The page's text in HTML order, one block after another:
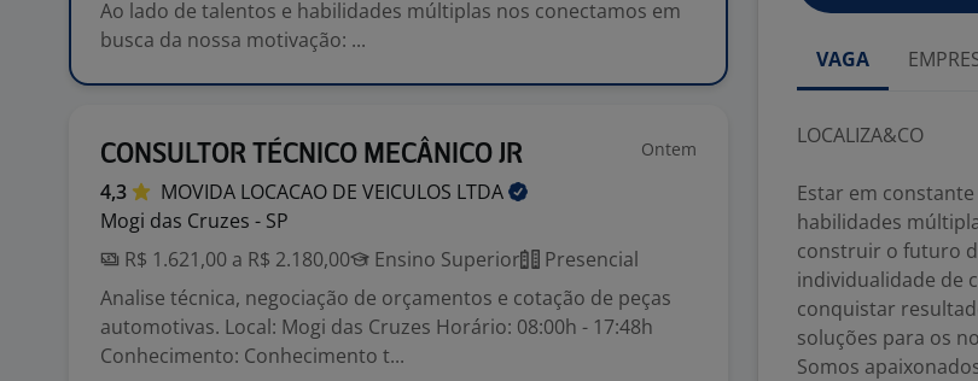
Ao lado de talentos e habilidades múltiplas nos conectamos em
busca da nossa motivação: ...
CONSULTOR TÉCNICO MECÂNICO JR Ontem
4,3 MOVIDA LOCACAO DE VEICULOS LTDA
Mogi das Cruzes - SP
R$ 1.621,00 a R$ 2.180,00
Ensino Superior
Presencial
Analise técnica, negociação de orçamentos e cotação de peças
automotivas. Local: Mogi das Cruzes Horário: 08:00h - 17:48h
Conhecimento: Conhecimento t...
VAGA
LOCALIZA&CO
Estar em
habilidades
construir o futuro
individualidade de
conquistar
soluções para os
Somos